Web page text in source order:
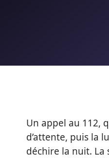
Un appel au 112,
d’attente, puis la
déchire la nuit. La